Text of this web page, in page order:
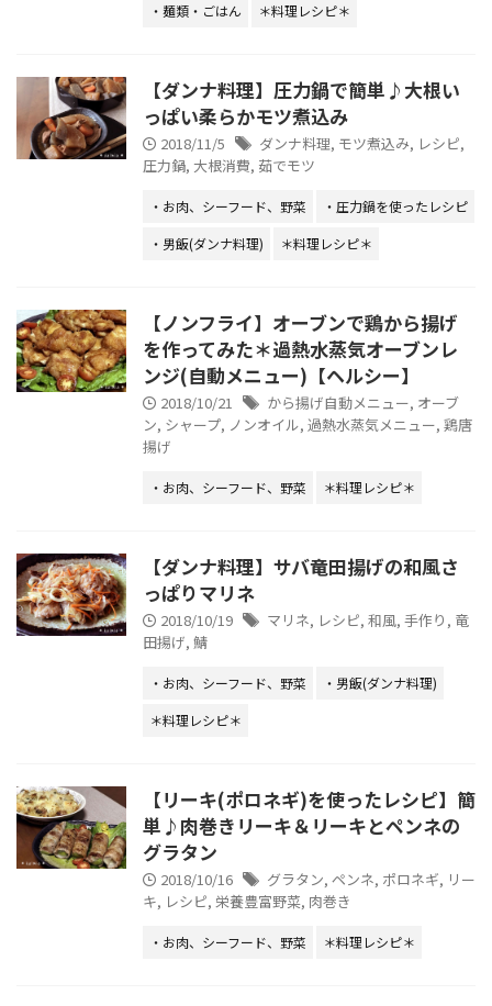
・麺類・ごはん
＊料理レシピ＊
【ダンナ料理】圧力鍋で簡単♪大根い
っぱい柔らかモツ煮込み
2018/11/5 ダンナ料理, モツ煮込み, レシピ,
圧力鍋, 大根消費, 茹でモツ
・お肉、シーフード、野菜
・圧力鍋を使ったレシピ
・男飯(ダンナ料理)
＊料理レシピ＊
【ノンフライ】オーブンで鶏から揚げ
を作ってみた＊過熱水蒸気オーブンレ
ンジ(自動メニュー)【ヘルシー】
2018/10/21 から揚げ自動メニュー, オーブ
ン, シャープ, ノンオイル, 過熱水蒸気メニュー, 鶏唐
揚げ
・お肉、シーフード、野菜 ＊料理レシピ＊
【ダンナ料理】サバ竜田揚げの和風さ
っぱりマリネ
2018/10/19 マリネ, レシピ, 和風, 手作り , 竜
田揚げ, 鯖
・お肉、シーフード、野菜
・男飯(ダンナ料理)
＊料理レシピ＊
【リーキ(ポロネギ)を使ったレシピ】簡
単♪肉巻きリーキ＆リーキとペンネの
グラタン
2018/10/16 グラタン, ペンネ, ポロネギ, リー
キ, レシピ, 栄養豊富野菜, 肉巻き
・お肉、シーフード、野菜 ＊料理レシピ＊